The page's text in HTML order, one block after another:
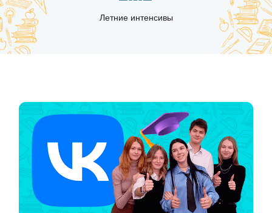
Летние интенсивы